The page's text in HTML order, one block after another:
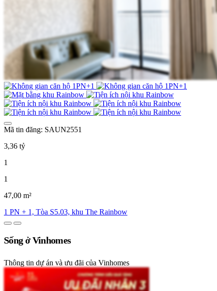
Mã tin đăng: SAUN2551
3,36 tỷ
1
1
47,00 m²
1 PN + 1, Tòa S5.03, khu The Rainbow
Sống ở Vinhomes
Thông tin dự án và ưu đãi của Vinhomes